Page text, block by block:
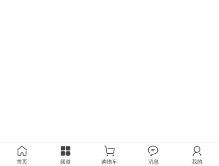
首页 频道 购物车 消息 我的